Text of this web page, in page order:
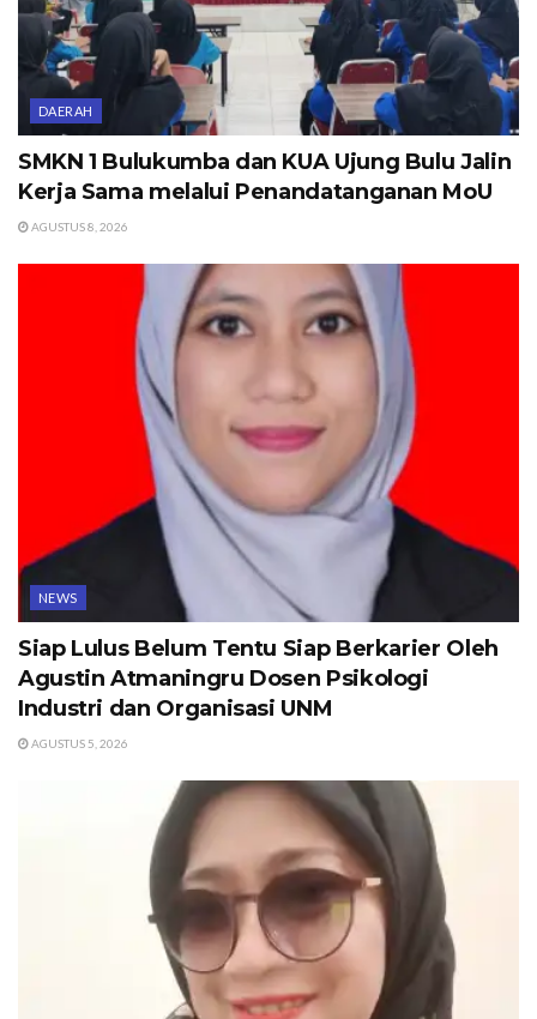
DAERAH
SMKN 1 Bulukumba dan KUA Ujung Bulu Jalin
Kerja Sama melalui Penandatanganan MoU
AGUSTUS 8, 2026
NEWS
Siap Lulus Belum Tentu Siap Berkarier Oleh
Agustin Atmaningru Dosen Psikologi
Industri dan Organisasi UNM
AGUSTUS 5, 2026